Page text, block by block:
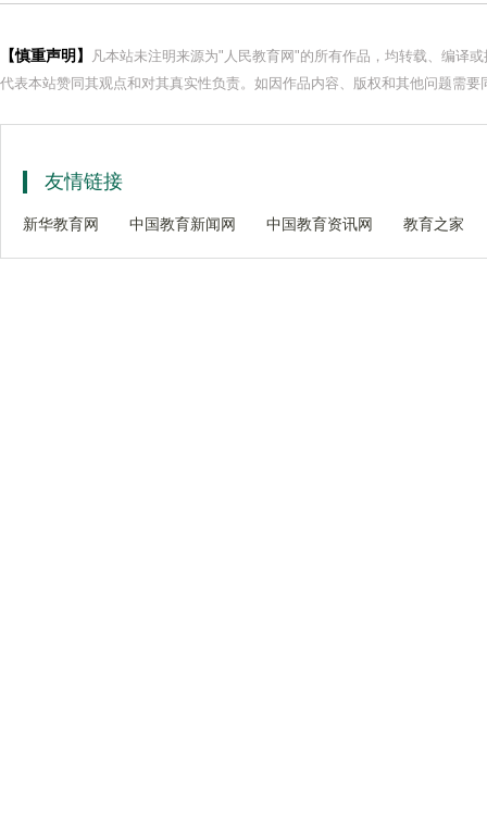
【慎重声明】
凡本站未注明来源为"人民教育网"的所有作品，均转载、编译
代表本站赞同其观点和对其真实性负责。如因作品内容、版权和其他问题需
友情链接
新华教育网 中国教育新闻网 中国教育资讯网 教育之家